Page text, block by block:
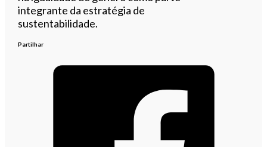
integrante da estratégia de
sustentabilidade.
Partilhar